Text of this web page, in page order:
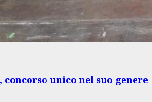
concorso unico nel suo genere